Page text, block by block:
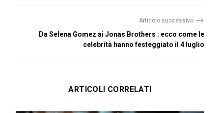
Articolo successivo ⟶
Da Selena Gomez ai Jonas Brothers : ecco come le
celebrità hanno festeggiato il 4 luglio
ARTICOLI CORRELATI